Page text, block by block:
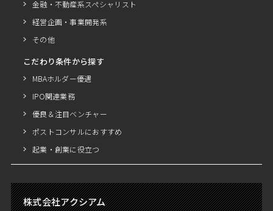
金融・不動産系スペシャリスト
経営企画・事業開発系
その他
こだわり条件から探す
MBAホルダー優遇
IPO関連業務
優良＆注目ベンチャー
ポストコンサルにおすすめ
起業・創業に役立つ
株式会社アクシアム